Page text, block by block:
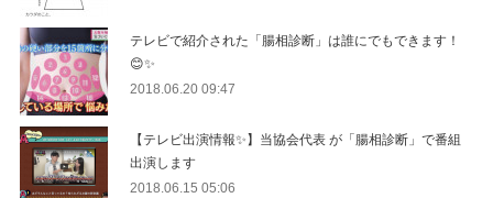
テレビで紹介された「腸相診断」は誰にでもできます！
😊✨
2018.06.20 09:47
【テレビ出演情報✨】当協会代表 が「腸相診断」で番組
出演します
2018.06.15 05:06